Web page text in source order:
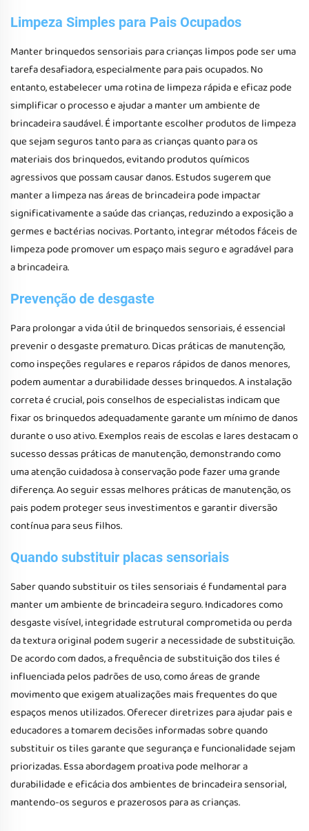
Limpeza Simples para Pais Ocupados
Manter brinquedos sensoriais para crianças limpos pode ser uma
tarefa desafiadora, especialmente para pais ocupados. No
entanto, estabelecer uma rotina de limpeza rápida e eficaz pode
simplificar o processo e ajudar a manter um ambiente de
brincadeira saudável. É importante escolher produtos de limpeza
que sejam seguros tanto para as crianças quanto para os
materiais dos brinquedos, evitando produtos químicos
agressivos que possam causar danos. Estudos sugerem que
manter a limpeza nas áreas de brincadeira pode impactar
significativamente a saúde das crianças, reduzindo a exposição a
germes e bactérias nocivas. Portanto, integrar métodos fáceis de
limpeza pode promover um espaço mais seguro e agradável para
a brincadeira.
Prevenção de desgaste
Para prolongar a vida útil de brinquedos sensoriais, é essencial
prevenir o desgaste prematuro. Dicas práticas de manutenção,
como inspeções regulares e reparos rápidos de danos menores,
podem aumentar a durabilidade desses brinquedos. A instalação
correta é crucial, pois conselhos de especialistas indicam que
fixar os brinquedos adequadamente garante um mínimo de danos
durante o uso ativo. Exemplos reais de escolas e lares destacam o
sucesso dessas práticas de manutenção, demonstrando como
uma atenção cuidadosa à conservação pode fazer uma grande
diferença. Ao seguir essas melhores práticas de manutenção, os
pais podem proteger seus investimentos e garantir diversão
contínua para seus filhos.
Quando substituir placas sensoriais
Saber quando substituir os tiles sensoriais é fundamental para
manter um ambiente de brincadeira seguro. Indicadores como
desgaste visível, integridade estrutural comprometida ou perda
da textura original podem sugerir a necessidade de substituição.
De acordo com dados, a frequência de substituição dos tiles é
influenciada pelos padrões de uso, como áreas de grande
movimento que exigem atualizações mais frequentes do que
espaços menos utilizados. Oferecer diretrizes para ajudar pais e
educadores a tomarem decisões informadas sobre quando
substituir os tiles garante que segurança e funcionalidade sejam
priorizadas. Essa abordagem proativa pode melhorar a
durabilidade e eficácia dos ambientes de brincadeira sensorial,
mantendo-os seguros e prazerosos para as crianças.